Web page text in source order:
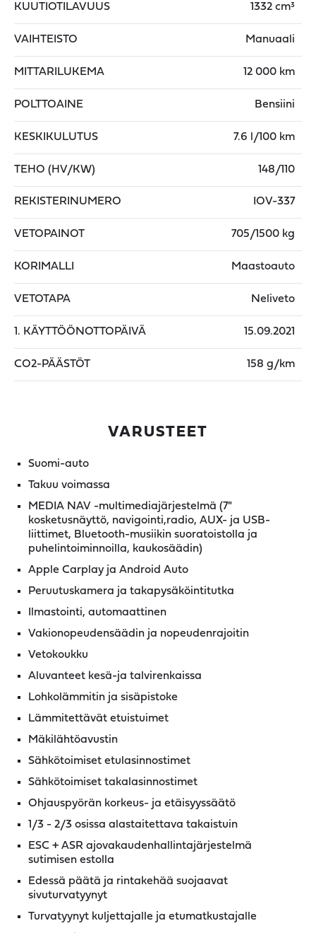
KUUTIOTILAVUUS 1332 cm³
VAIHTEISTO Manuaali
MITTARILUKEMA 12 000 km
POLTTOAINE Bensiini
KESKIKULUTUS 7.6 l/100 km
TEHO (HV/KW) 148/110
REKISTERINUMERO IOV-337
VETOPAINOT 705/1500 kg
KORIMALLI Maastoauto
VETOTAPA Neliveto
1. KÄYTTÖÖNOTTOPÄIVÄ 15.09.2021
CO2-PÄÄSTÖT 158 g/km
VARUSTEET
Suomi-auto
Takuu voimassa
MEDIA NAV -multimediajärjestelmä (7"
kosketusnäyttö, navigointi,radio, AUX- ja USB-
liittimet, Bluetooth-musiikin suoratoistolla ja
puhelintoiminnoilla, kaukosäädin)
Apple Carplay ja Android Auto
Peruutuskamera ja takapysäköintitutka
Ilmastointi, automaattinen
Vakionopeudensäädin ja nopeudenrajoitin
Vetokoukku
Aluvanteet kesä-ja talvirenkaissa
Lohkolämmitin ja sisäpistoke
Lämmitettävät etuistuimet
Mäkilähtöavustin
Sähkötoimiset etulasinnostimet
Sähkötoimiset takalasinnostimet
Ohjauspyörän korkeus- ja etäisyyssäätö
1/3 - 2/3 osissa alastaitettava takaistuin
ESC + ASR ajovakaudenhallintajärjestelmä
sutimisen estolla
Edessä päätä ja rintakehää suojaavat
sivuturvatyynyt
Turvatyynyt kuljettajalle ja etumatkustajalle